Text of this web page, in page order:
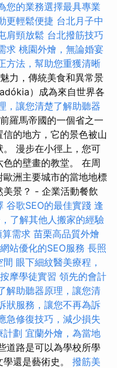
您的業務選擇最具專業
更輕鬆便捷 台北月子中
肩頸放鬆 台北撥筋技巧
求 桃園外燴，無論婚宴
方法，幫助您重獲清晰
力，傳統美食和異常景
）成為來自世界各
，讓您清楚了解助聽器
前羅馬帝國的一個省之一
的地方，它的景色被山
漫步在小徑上，您可
的壁畫的教堂。 在周
洲主要城市的當地地標
美景？ - 企業活動餐飲
谷歌SEO的最佳實踐 逢
了解其他人搬家的經驗
需求 苗栗高品質外燴
站優化的SEO服務 長照
間 眼下細紋醫美療程，
按摩學徒實習 領先的會計
解助聽器原理，讓您清
狀服務，讓您不再為訴
急修復技巧，減少損失
計劃 宜蘭外燴，為當地
道路是可以為學校所學
還是藝術史。 撥筋美